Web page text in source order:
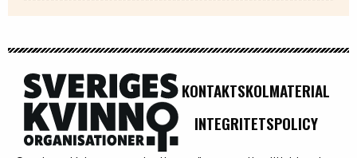
KONTAKTSKOLMATERIAL
INTEGRITETSPOLICY